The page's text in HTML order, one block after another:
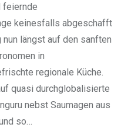
feiernde
keinesfalls abgeschafft
längst auf den sanften
in
regionale Küche.
quasi durchglobalisierte
nebst Saumagen aus
so…